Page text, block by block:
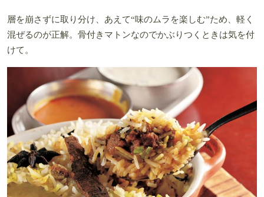
層を崩さずに取り分け、あえて“味のムラを楽しむ”ため、軽く
混ぜるのが正解。骨付きマトンなのでかぶりつくときは気を付
けて。